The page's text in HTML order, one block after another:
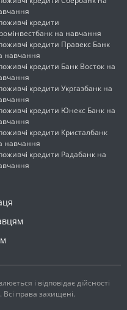
кредити
на навчання
кредити Правекс Банк
навчання
кредити Банк Восток на
кредити Укргазбанк на
кредити Юнекс Банк на
кредити Кристалбанк
навчання
кредити Радабанк на
і відповідає дійсності
права захищені.